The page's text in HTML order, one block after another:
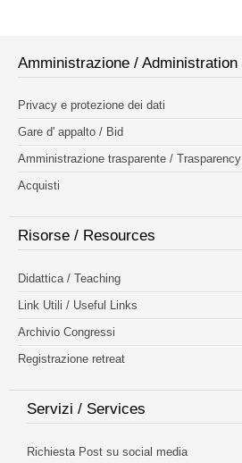
Amministrazione / Administration
Privacy e protezione dei dati
Gare d' appalto / Bid
Amministrazione trasparente / Trasparency
Acquisti
Risorse / Resources
Didattica / Teaching
Link Utili / Useful Links
Archivio Congressi
Registrazione retreat
Servizi / Services
Richiesta Post su social media